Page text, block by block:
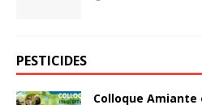
PESTICIDES
Colloque